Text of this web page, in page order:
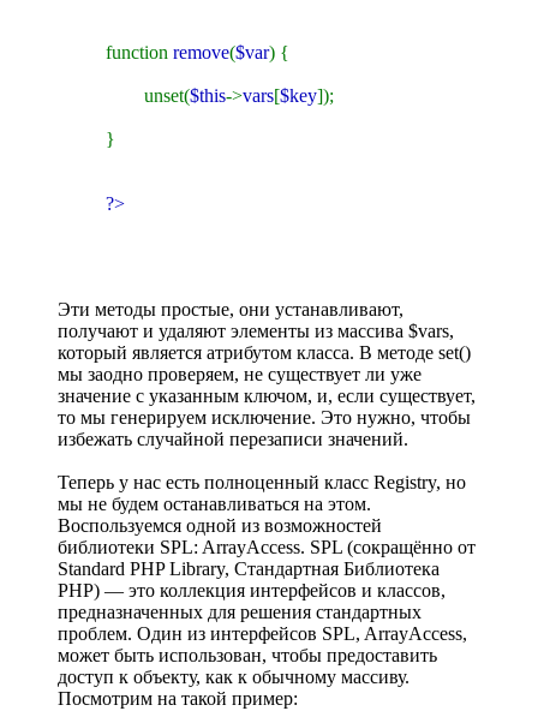
function remove($var) {
unset($this->vars[$key]);
}
?>
Эти методы простые, они устанавливают,
получают и удаляют элементы из массива $vars,
который является атрибутом класса. В методе set()
мы заодно проверяем, не существует ли уже
значение с указанным ключом, и, если существует,
то мы генерируем исключение. Это нужно, чтобы
избежать случайной перезаписи значений.
Теперь у нас есть полноценный класс Registry, но
мы не будем останавливаться на этом.
Воспользуемся одной из возможностей
библиотеки SPL: ArrayAccess. SPL (сокращённо от
Standard PHP Library, Стандартная Библиотека
PHP) — это коллекция интерфейсов и классов,
предназначенных для решения стандартных
проблем. Один из интерфейсов SPL, ArrayAccess,
может быть использован, чтобы предоставить
доступ к объекту, как к обычному массиву.
Посмотрим на такой пример: